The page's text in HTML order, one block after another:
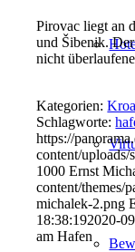
Pirovac liegt an
und Šibenik.
nicht
Kategorien:
Schlagworte:
https://
content/
1000 Ernst
content/themes/
michalek-2.png
18:38:192020-
am Hafen